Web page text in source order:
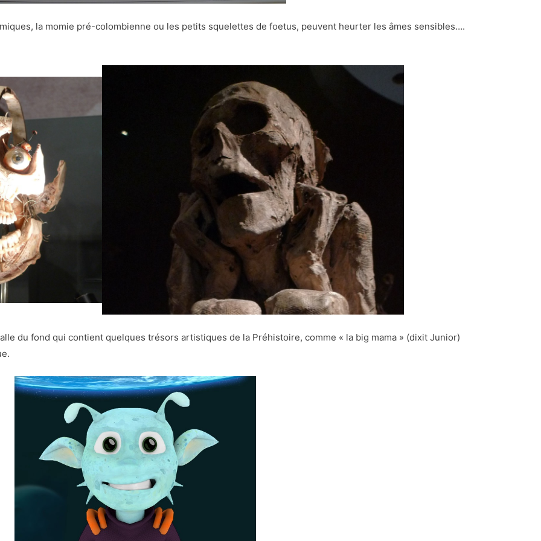
la momie pré-colombienne ou les petits squelettes de foetus, peuvent heurter les âmes sensibles….
du fond qui contient quelques trésors artistiques de la Préhistoire, comme « la big mama » (dixit Junior)